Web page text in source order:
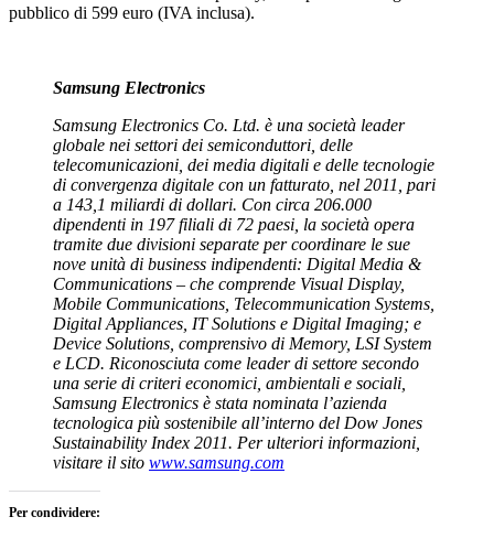
pubblico di 599 euro (IVA inclusa).
Samsung Electronics
Samsung Electronics Co. Ltd. è una società leader
globale nei settori dei semiconduttori, delle
telecomunicazioni, dei media digitali e delle tecnologie
di convergenza digitale con un fatturato, nel 2011, pari
a 143,1 miliardi di dollari. Con circa 206.000
dipendenti in 197 filiali di 72 paesi, la società opera
tramite due divisioni separate per coordinare le sue
nove unità di business indipendenti: Digital Media &
Communications – che comprende Visual Display,
Mobile Communications, Telecommunication Systems,
Digital Appliances, IT Solutions e Digital Imaging; e
Device Solutions, comprensivo di Memory, LSI System
e LCD. Riconosciuta come leader di settore secondo
una serie di criteri economici, ambientali e sociali,
Samsung Electronics è stata nominata l’azienda
tecnologica più sostenibile all’interno del Dow Jones
Sustainability Index 2011. Per ulteriori informazioni,
visitare il sito www.samsung.com
Per condividere: